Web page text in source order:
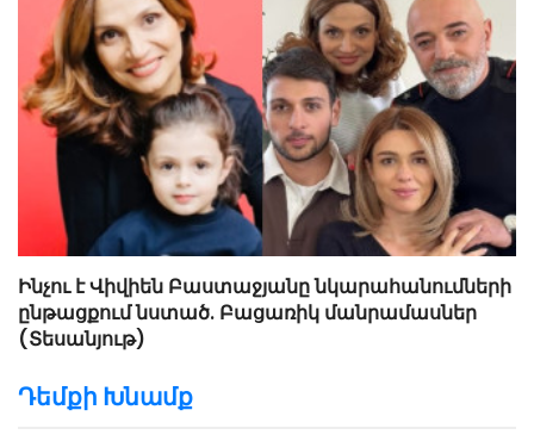
Ինչու է Վիվիեն Բաստաջյանը նկարահանումների
ընթացքում նստած. Բացառիկ մանրամասներ
(Տեսանյութ)
Դեմքի Խնամք